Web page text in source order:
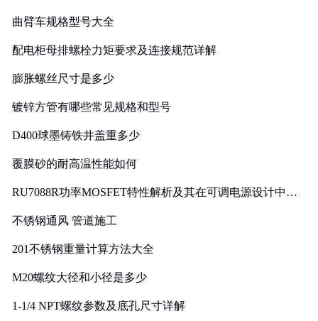
曲臂车规格型号大全
配电柜母排螺栓力矩要求及连接规范详解
膨胀螺丝尺寸是多少
镀锌方管有哪些常见规格和型号
D400球墨铸铁井盖重多少
覆膜砂的耐高温性能如何
RU7088R功率MOSFET特性解析及其在可调电源设计中的
不锈钢通风 管道施工
201不锈钢重量计算方法大全
M20螺纹大径和小径是多少
1-1/4 NPT螺纹参数及底孔尺寸详解